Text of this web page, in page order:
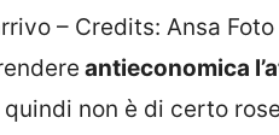
– Credits: Ansa
antieconomica
quindi non è di certo